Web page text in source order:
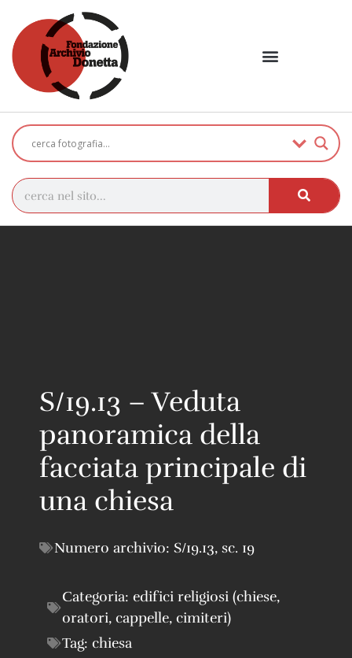
S/19.13 – Veduta
panoramica della
facciata principale di
una chiesa
Numero archivio: S/19.13, sc. 19
Categoria: edifici religiosi (chiese,
oratori, cappelle, cimiteri)
Tag: chiesa